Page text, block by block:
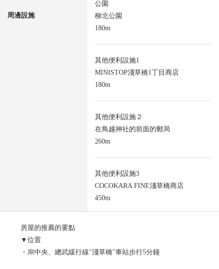
周邊設施
公園
柳北公園
180m
其他便利設施1
MINISTOP淺草橋1丁目商店
180m
其他便利設施２
在鳥越神社的前面的郵局
260m
其他便利設施3
COCOKARA FINE淺草橋商店
450m
房屋的推薦的要點
▼位置
・JR中央、總武緩行線"淺草橋"車站步行5分鐘